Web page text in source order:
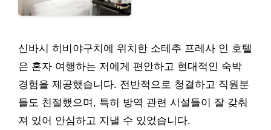
신바시 히비야구치에 위치한 소테추 프레사 인 호텔
은 혼자 여행하는 저에게 편안하고 현대적인 숙박
경험을 제공했습니다. 전반적으로 청결하고 직원분
들도 친절했으며, 특히 방역 관련 시설들이 잘 갖춰
져 있어 안심하고 지낼 수 있었습니다.